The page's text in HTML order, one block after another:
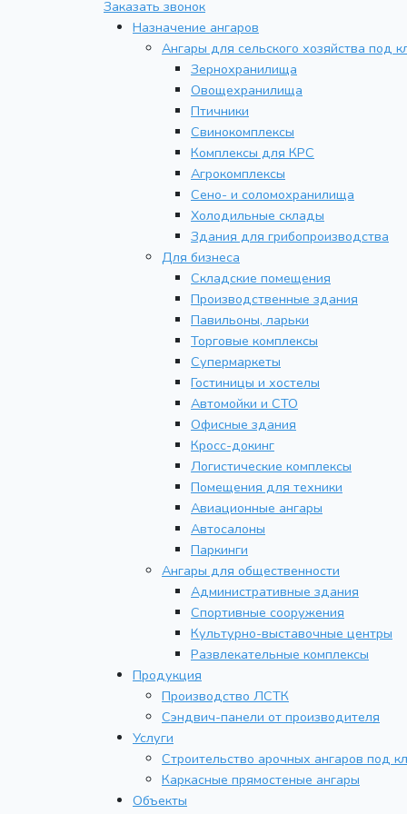
Заказать звонок
Назначение ангаров
Ангары для сельского хозяйства под
Зернохранилища
Овощехранилища
Птичники
Свинокомплексы
Комплексы для КРС
Агрокомплексы
Сено- и соломохранилища
Холодильные склады
Здания для грибопроизводства
Для бизнеса
Складские помещения
Производственные здания
Павильоны, ларьки
Торговые комплексы
Супермаркеты
Гостиницы и хостелы
Автомойки и СТО
Офисные здания
Кросс-докинг
Логистические комплексы
Помещения для техники
Авиационные ангары
Автосалоны
Паркинги
Ангары для общественности
Административные здания
Спортивные сооружения
Культурно-выставочные центры
Развлекательные комплексы
Продукция
Производство ЛСТК
Сэндвич-панели от производителя
Услуги
Строительство арочных ангаров под
Каркасные прямостеные ангары
Объекты